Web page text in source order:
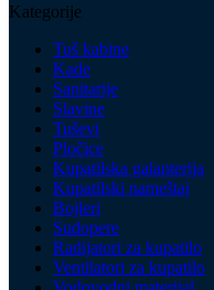
Kategorije
Tuš kabine
Kade
Sanitarije
Slavine
Tuševi
Pločice
Kupatilska galanterija
Kupatilski nameštaj
Bojleri
Sudopere
Radijatori za kupatilo
Ventilatori za kupatilo